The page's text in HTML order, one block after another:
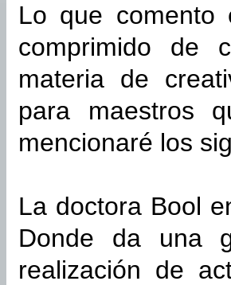
Lo que comento
comprimido de
materia de
para maestros
mencionaré los
La doctora Bool
Donde da una
realización de